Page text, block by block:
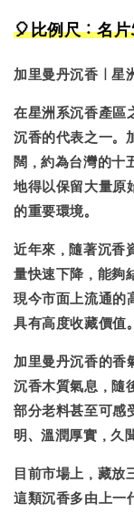
🎈比例尺：名
加里曼丹沉香｜星
在星洲系沉香產區
沉香的代表之一。
闊，約為台灣的十
地得以保留大量原
的重要環境。
近年來，隨著沉香
量快速下降 ，能夠
現今市面上流通的
具有高度收藏價值。
加里曼丹沉香的香
沉香木質氣息，隨
部分老料甚至可感
明、溫潤厚實，久
目前市場上， 藏放
這類沉香多由上一